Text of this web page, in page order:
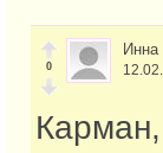
0
Инна